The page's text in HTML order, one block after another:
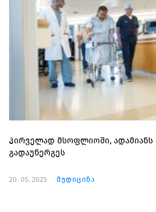
პირველად მსოფლიოში, ადამიანს
გადაუნერგეს
20. 05. 2025 მედიცინა